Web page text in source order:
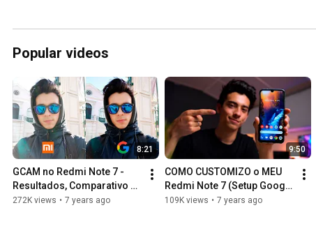
Popular videos
8:21
GCAM no Redmi Note 7 -
Resultados, Comparativo e
como INSTALAR SEM ROOT
272K views • 7 years ago
9:50
COMO CUSTOMIZO o MEU
Redmi Note 7 (Setup Google
Pixel)
109K views • 7 years ago